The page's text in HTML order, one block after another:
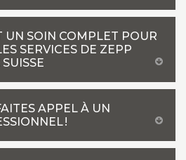
UN SOIN COMPLET POUR
SERVICES DE ZEPP
APPEL À UN
!